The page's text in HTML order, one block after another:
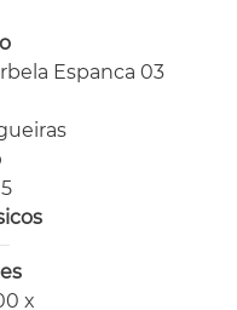
Espanca 03
x